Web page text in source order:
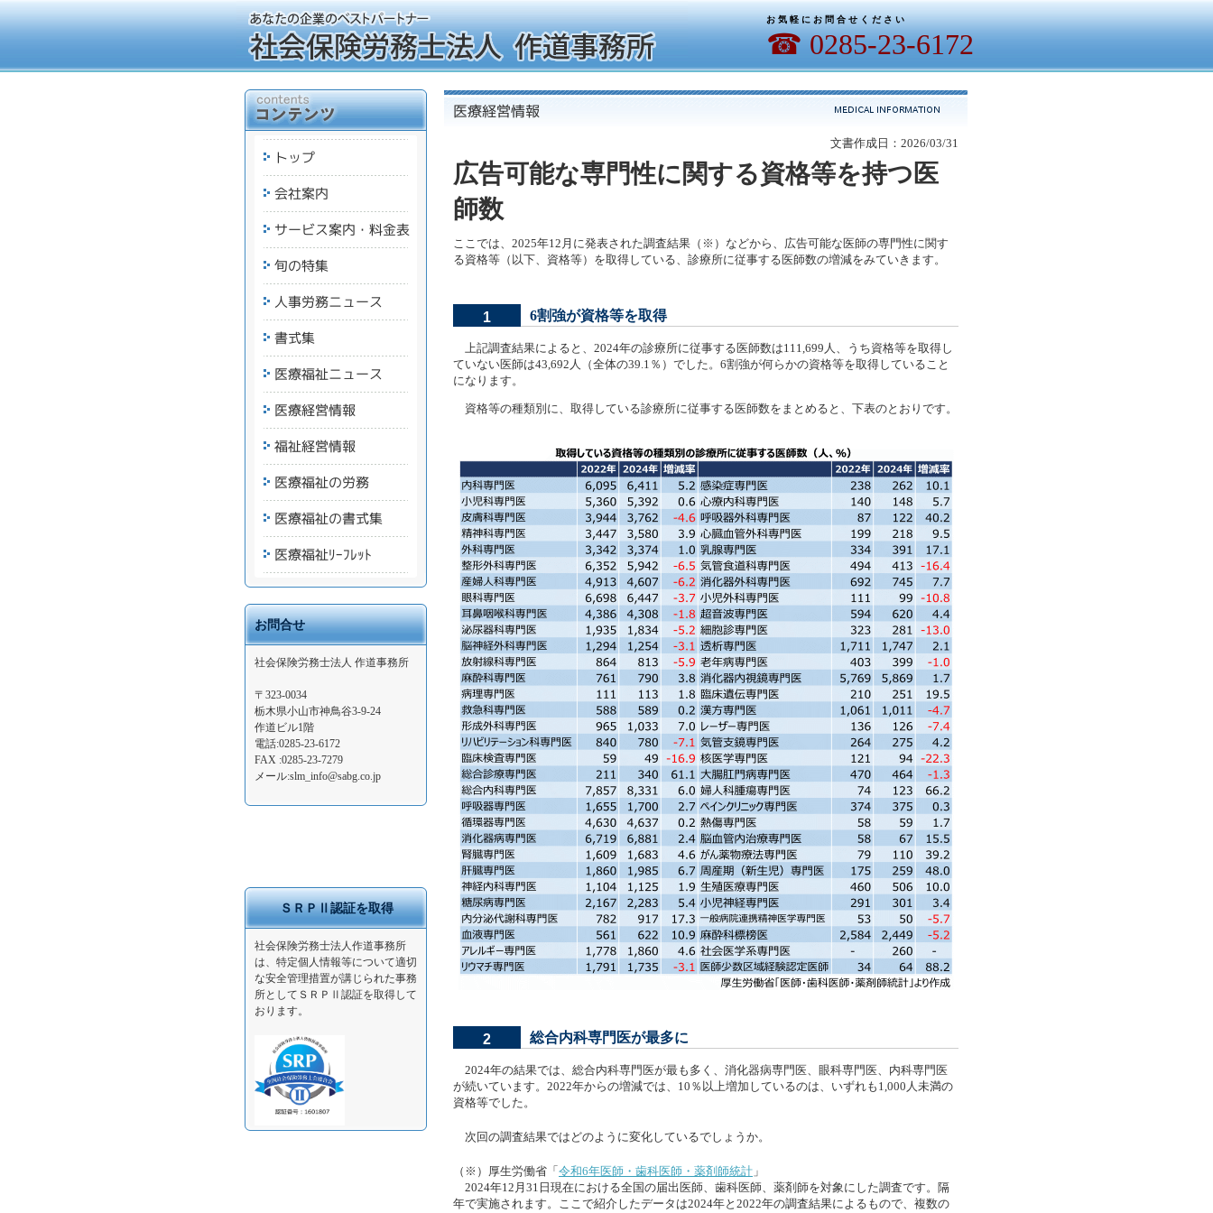
お 気 軽 に お 問 合 せ く だ さ い
☎ 0285-23-6172
文書作成日：2026/03/31
広告可能な専門性に関する資格等を持つ医
師数
ここでは、2025年12月に発表された調査結果（※）などから、広告可能な医師の専門性に関す
る資格等（以下、資格等）を取得している、診療所に従事する医師数の増減をみていきます。
1 6割強が資格等を取得
上記調査結果によると、2024年の診療所に従事する医師数は111,699人、うち資格等を取得し
ていない医師は43,692人（全体の39.1％）でした。6割強が何らかの資格等を取得していること
になります。
資格等の種類別に、取得している診療所に従事する医師数をまとめると、下表のとおりです。
2 総合内科専門医が最多に
2024年の結果では、総合内科専門医が最も多く、消化器病専門医、眼科専門医、内科専門医
が続いています。2022年からの増減では、10％以上増加しているのは、いずれも1,000人未満の
資格等でした。
次回の調査結果ではどのように変化しているでしょうか。
（※）厚生労働省「令和6年医師・歯科医師・薬剤師統計 」
2024年12月31日現在における全国の届出医師、歯科医師、薬剤師を対象にした調査です。隔
年で実施されます。ここで紹介したデータは2024年と2022年の調査結果によるもので、複数の
お問合せ
社会保険労務士法人 作道事務所
〒323-0034
栃木県小山市神鳥谷3-9-24
作道ビル1階
電話:0285-23-6172
FAX :0285-23-7279
メール:slm_info@sabg.co.jp
ＳＲＰⅡ認証を取得
社会保険労務士法人作道事務所
は、特定個人情報等について適切
な安全管理措置が講じられた事務
所としてＳＲＰⅡ認証を取得して
おります。